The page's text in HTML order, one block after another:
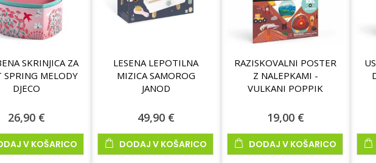
SKRINJICA ZA
SPRING MELODY
DJECO
26,90 €
V KOŠARICO
LESENA LEPOTILNA
MIZICA SAMOROG
JANOD
49,90 €
DODAJ V KOŠARICO
RAZISKOVALNI POSTER
Z NALEPKAMI -
VULKANI POPPIK
19,00 €
DODAJ V KOŠARICO